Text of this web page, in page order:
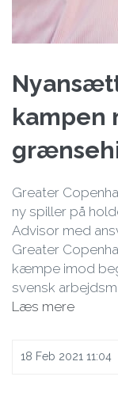
kampen
Greater
ny spiller på
Advisor med
Greater
kæmpe imod
svensk
Læs mere
18 Feb 2021 11:04